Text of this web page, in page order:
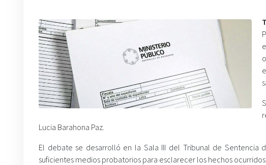
Lucia Barahona Paz.
El debate se desarrolló en la Sala III del Tribunal de Sentencia
suficientes medios probatorios para esclarecer los hechos